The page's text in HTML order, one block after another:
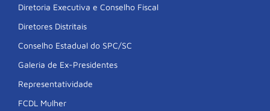
Diretoria Executiva e Conselho Fiscal
Diretores Distritais
Conselho Estadual do SPC/SC
Galeria de Ex-Presidentes
Representatividade
FCDL Mulher